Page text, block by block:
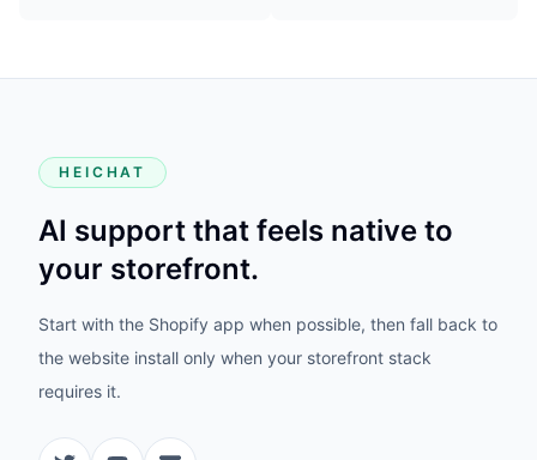
HEICHAT
AI support that feels native to
your storefront.
Start with the Shopify app when possible, then fall back to
the website install only when your storefront stack
requires it.